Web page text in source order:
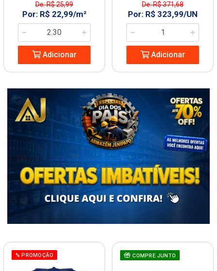
De: R$ 25,99
Por: R$ 22,99/m²
Adicionar
De: R$ 371,68
Por: R$ 323,99/UN
Adicionar
% PROMOÇÃO COMPRE JUNTO